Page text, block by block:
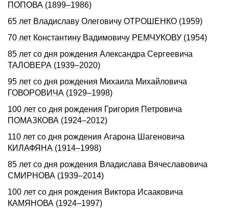
ПОПОВА (1899–1986)
65 лет Владиславу Олеговичу ОТРОШЕНКО (1959)
70 лет Константину Вадимовичу РЕМЧУКОВУ (1954)
85 лет со дня рождения Александра Сергеевича
ТАЛОВЕРА (1939–2020)
95 лет со дня рождения Михаила Михайловича
ГОВОРОВИЧА (1929–1998)
100 лет со дня рождения Григория Петровича
ПОМАЗКОВА (1924–2012)
110 лет со дня рождения Агарона Шагеновича
КИЛАФЯНА (1914–1998)
85 лет со дня рождения Владислава Вячеславовича
СМИРНОВА (1939–2014)
100 лет со дня рождения Виктора Исааковича
КАМЯНОВА (1924–1997)